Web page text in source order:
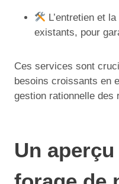
L’entretien et
existants, pour
Ces services sont
besoins croissants en
gestion rationnelle des
Un